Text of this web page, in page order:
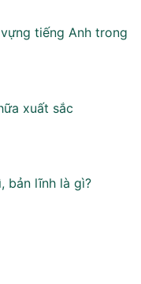
tiếng Anh trong
xuất sắc
bản lĩnh là gì?